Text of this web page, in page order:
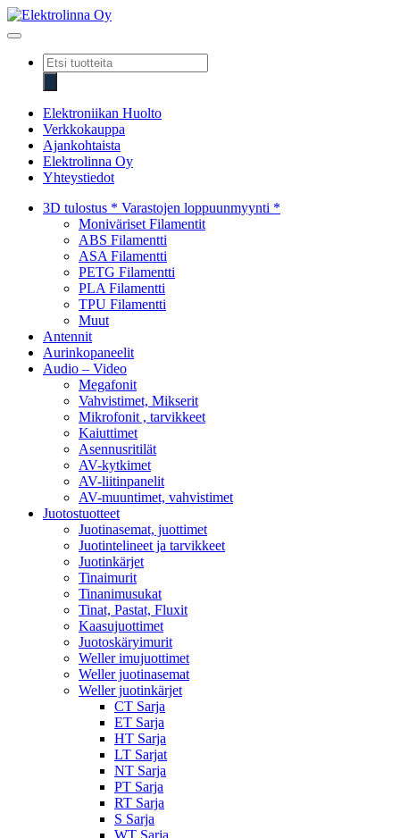
Skip
to
Products
search
Elektroniikan Huolto
Verkkokauppa
Ajankohtaista
Elektrolinna Oy
Yhteystiedot
3D tulostus * Varastojen loppuunmyynti *
Moniväriset Filamentit
ABS Filamentti
ASA Filamentti
PETG Filamentti
PLA Filamentti
TPU Filamentti
Muut
Antennit
Aurinkopaneelit
Audio – Video
Megafonit
Vahvistimet, Mikserit
Mikrofonit , tarvikkeet
Kaiuttimet
Asennusritilät
AV-kytkimet
AV-liitinpanelit
AV-muuntimet, vahvistimet
Juotostuotteet
Juotinasemat, juottimet
Juotintelineet ja tarvikkeet
Juotinkärjet
Tinaimurit
Tinanimusukat
Tinat, Pastat, Fluxit
Kaasujuottimet
Juotoskäryimurit
Weller imujuottimet
Weller juotinasemat
Weller juotinkärjet
CT Sarja
ET Sarja
HT Sarja
LT Sarjat
NT Sarja
PT Sarja
RT Sarja
S Sarja
WT Sarja